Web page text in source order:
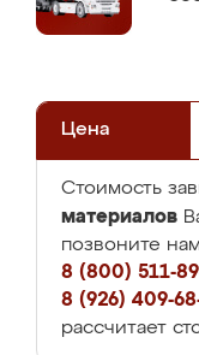
Цена
Стоимость
материалов
позвоните
8 (800) 511-
8 (926) 409-
рассчитает